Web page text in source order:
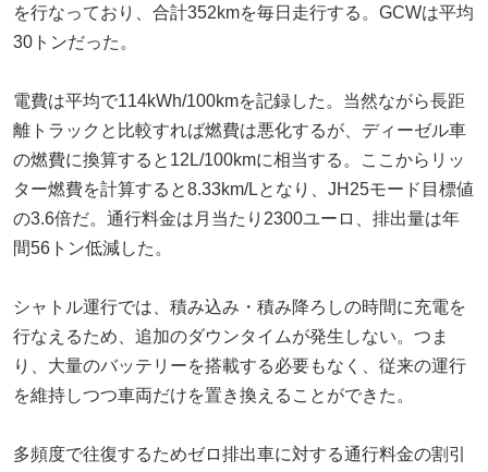
を行なっており、合計352kmを毎日走行する。GCWは平均
30トンだった。
電費は平均で114kWh/100kmを記録した。当然ながら長距
離トラックと比較すれば燃費は悪化するが、ディーゼル車
の燃費に換算すると12L/100kmに相当する。ここからリッ
ター燃費を計算すると8.33km/Lとなり、JH25モード目標値
の3.6倍だ。通行料金は月当たり2300ユーロ、排出量は年
間56トン低減した。
シャトル運行では、積み込み・積み降ろしの時間に充電を
行なえるため、追加のダウンタイムが発生しない。つま
り、大量のバッテリーを搭載する必要もなく、従来の運行
を維持しつつ車両だけを置き換えることができた。
多頻度で往復するためゼロ排出車に対する通行料金の割引